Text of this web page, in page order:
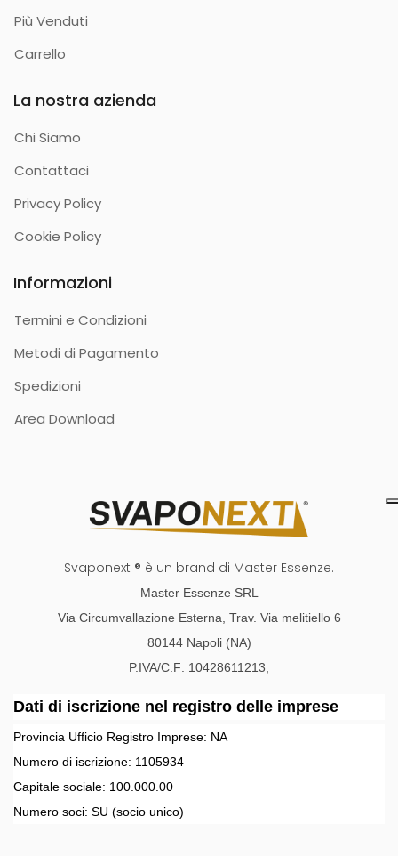
Più Venduti
Carrello
La nostra azienda
Chi Siamo
Contattaci
Privacy Policy
Cookie Policy
Informazioni
Termini e Condizioni
Metodi di Pagamento
Spedizioni
Area Download
Svaponext ® è un brand di Master Essenze.
Master Essenze SRL
Via Circumvallazione Esterna, Trav. Via melitiello 6
80144 Napoli (NA)
P.IVA/C.F: 10428611213;
Dati di iscrizione nel registro delle imprese
Provincia Ufficio Registro Imprese: NA
Numero di iscrizione: 1105934
Capitale sociale: 100.000.00
Numero soci: SU (socio unico)